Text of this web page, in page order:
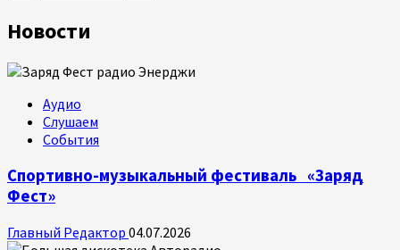
Новости
Аудио
Слушаем
События
Спортивно-музыкальный фестиваль «Заряд
Фест»
Главный Редактор 04.07.2026